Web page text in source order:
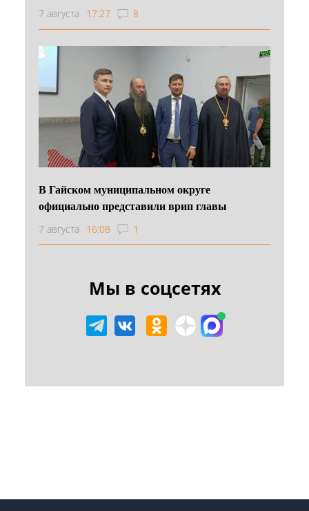
7 августа 17:27 8
В Гайском муниципальном округе
официально представили врип главы
7 августа 16:08 1
Мы в соцсетях